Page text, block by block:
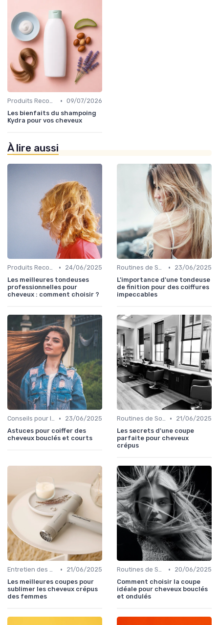
Produits Recommandés • 09/07/2026
Les bienfaits du shampoing
Kydra pour vos cheveux
À lire aussi
Produits Recommandés •
24/06/2025
Les meilleures tondeuses
professionnelles pour
cheveux : comment choisir ?
Routines de Soins Capillaires •
23/06/2025
L'importance d'une tondeuse
de finition pour des coiffures
impeccables
Conseils pour le Coiffage •
23/06/2025
Astuces pour coiffer des
cheveux bouclés et courts
Routines de Soins Capillaires •
21/06/2025
Les secrets d'une coupe
parfaite pour cheveux
crépus
Entretien des Différents Types de Cheveux •
21/06/2025
Les meilleures coupes pour
sublimer les cheveux crépus
des femmes
Routines de Soins Capillaires •
20/06/2025
Comment choisir la coupe
idéale pour cheveux bouclés
et ondulés